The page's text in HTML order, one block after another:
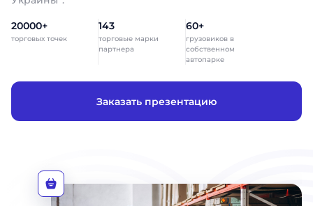
20000+
торговых точек
143
торговые марки
партнера
60+
грузовиков в
собственном
автопарке
Заказать презентацию